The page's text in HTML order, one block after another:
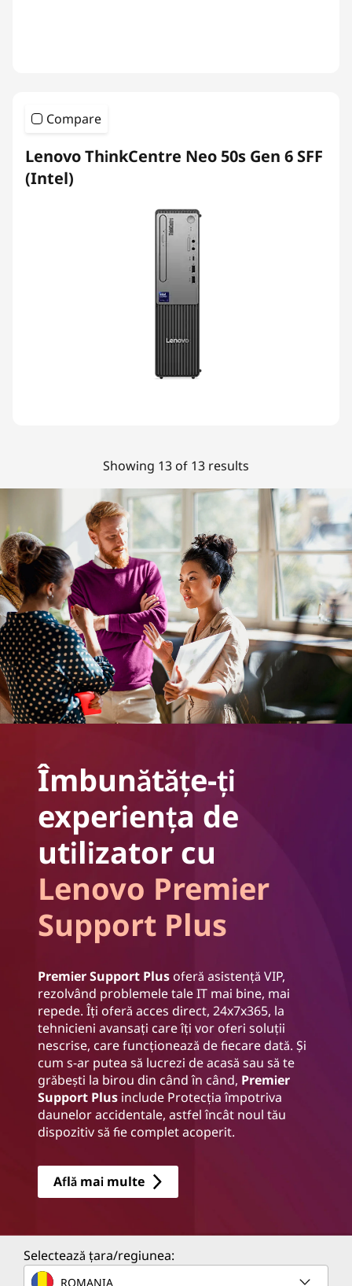
Compare
Lenovo ThinkCentre Neo 50s Gen 6 SFF
(Intel)
Showing 13 of 13 results
Îmbunătățe-ți
experiența de
utilizator cu
Lenovo Premier
Support Plus
Premier Support Plusoferă asistență VIP,
rezolvând problemele tale IT mai bine, mai
repede. Îți oferă acces direct, 24x7x365, la
tehnicieni avansați care îți vor oferi soluții
nescrise, care funcționează de fiecare dată. Și
cum s-ar putea să lucrezi de acasă sau să te
grăbești la birou din când în când, Premier
Support Plus include Protecția împotriva
daunelor accidentale, astfel încât noul tău
dispozitiv să fie complet acoperit.
Află mai multe
Selectează țara/regiunea:
ROMANIA